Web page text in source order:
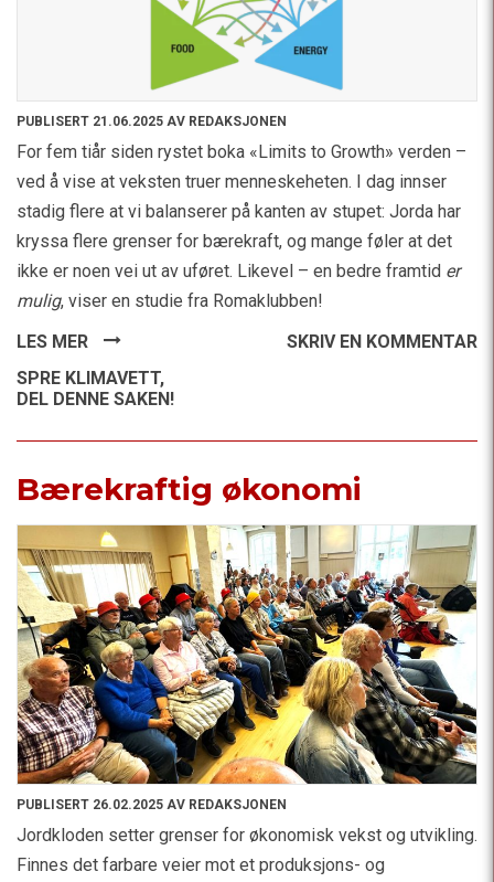
PUBLISERT 21.06.2025 AV REDAKSJONEN
For fem tiår siden rystet boka «Limits to Growth» verden –
ved å vise at veksten truer menneskeheten. I dag innser
stadig flere at vi balanserer på kanten av stupet: Jorda har
kryssa flere grenser for bærekraft, og mange føler at det
ikke er noen vei ut av uføret. Likevel – en bedre framtid er
mulig, viser en studie fra Romaklubben!
LES MER
SKRIV EN KOMMENTAR
SPRE KLIMAVETT,
DEL DENNE SAKEN!
Bærekraftig økonomi
PUBLISERT 26.02.2025 AV REDAKSJONEN
Jordkloden setter grenser for økonomisk vekst og utvikling.
Finnes det farbare veier mot et produksjons- og